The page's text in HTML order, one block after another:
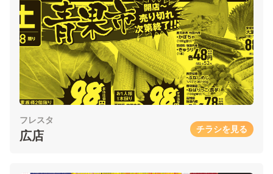
フレスタ
広店 チラシを見る